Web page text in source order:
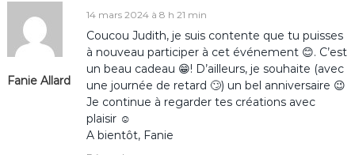
t
i
Fanie Allard
14 mars 2024 à 8 h 21 min
Coucou Judith, je suis contente que tu puisses
à nouveau participer à cet événement 😊. C’est
un beau cadeau 😁! D’ailleurs, je souhaite (avec
une journée de retard 🙄) un bel anniversaire 😉
Je continue à regarder tes créations avec
plaisir ☺️
A bientôt, Fanie